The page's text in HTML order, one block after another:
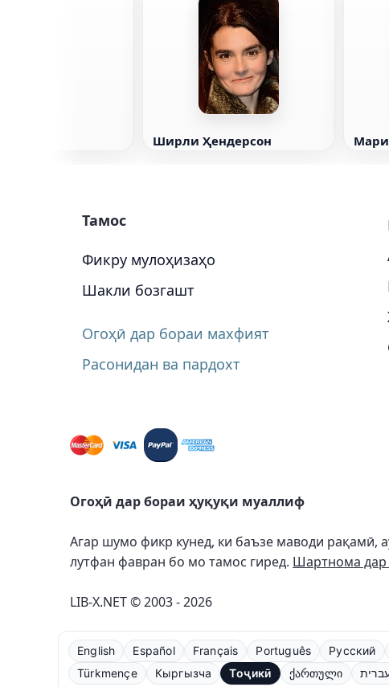
Ширли Ҳендерсон
Тамос
Фикру мулоҳизаҳо
Шакли бозгашт
Огоҳӣ дар бораи махфият
Расонидан ва пардохт
Огоҳӣ дар бораи ҳуқуқи муаллиф
Агар шумо фикр кунед, ки баъзе маводи рақамӣ,
лутфан фавран бо мо тамос гиред. Шартнома дар
LIB-X.NET © 2003 - 2026
English Español Français Português Русский
Türkmençe
Кыргызча Тоҷикӣ ქართული